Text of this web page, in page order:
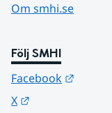
Om smhi.se
Följ SMHI
Facebook
X